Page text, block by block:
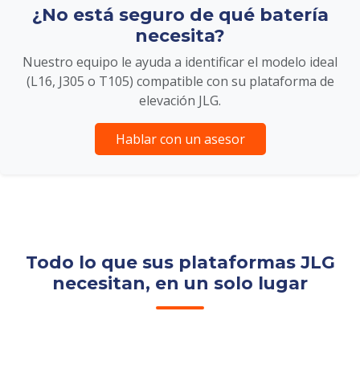
¿No está seguro de qué batería
necesita?
Nuestro equipo le ayuda a identificar el modelo ideal
(L16, J305 o T105) compatible con su plataforma de
elevación JLG.
Hablar con un asesor
Todo lo que sus plataformas JLG
necesitan, en un solo lugar